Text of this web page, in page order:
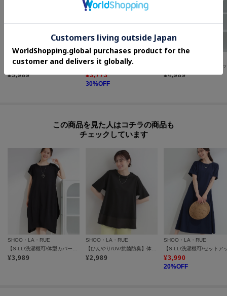
【洗濯機可／洗濯後しわになりにくい】ウエストタックフレンチワンピース
¥5,989 ¥3,773
30%OFF
¥4,989
この商品を見た人はコチラの商品も
チェックしています
SHOO・LA・RUE
¥3,989
SHOO・LA・RUE
¥2,989
SHOO・LA・RUE
¥3,990
20%OFF